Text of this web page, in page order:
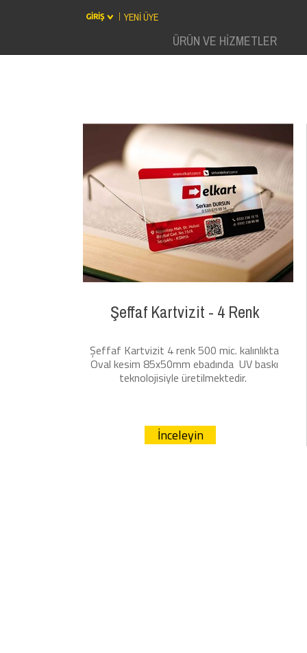
Şeffaf Kartvizit 4 renk 500 mic. kalınlıkta
Oval kesim 85x50mm ebadında UV baskı
teknolojisiyle üretilmektedir.
Şeffaf Kartvizit - 4 Renk
İnceleyin
ÜRÜN VE HİZMETLER
YENİ ÜYE